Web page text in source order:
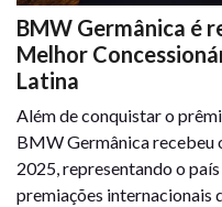
BMW Germânica é
Melhor
Latina
Além de conquistar o
BMW Germânica recebeu
2025, representando o
premiações internacionais